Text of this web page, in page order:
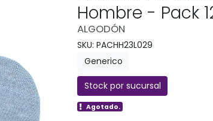
Hombre - Pack
ALGODÓN
SKU: PACHH23L029
Generico
Stock por sucursal
Agotado.